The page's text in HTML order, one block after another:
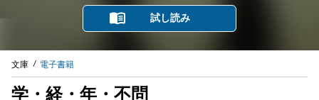
試し読み
文庫 電子書籍
学・経・年・不問